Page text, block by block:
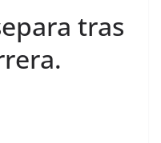
tras